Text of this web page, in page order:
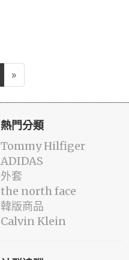
»
熱門分類
Tommy Hilfiger
ADIDAS
外套
the north face
韓版商品
Calvin Klein